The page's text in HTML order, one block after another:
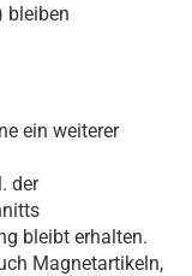
bleiben
ein weiterer
der
bleibt erhalten.
Magnetartikeln,